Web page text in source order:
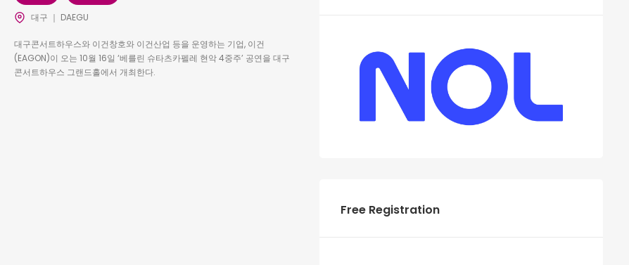
대구 ｜ DAEGU
대구콘서트하우스와 이건창호와 이건산업 등을 운영하는 기업, 이건
(EAGON)이 오는 10월 16일 ‘베를린 슈타츠카펠레 현악 4중주’ 공연을 대구
콘서트하우스 그랜드홀에서 개최한다.
Free Registration